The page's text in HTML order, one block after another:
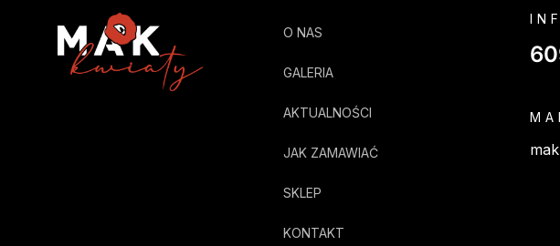
O NAS
GALERIA
AKTUALNOŚCI
JAK ZAMAWIAĆ
SKLEP
KONTAKT